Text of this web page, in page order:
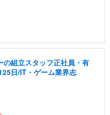
組立スタッフ正社員・有
日/IT・ゲーム業界志